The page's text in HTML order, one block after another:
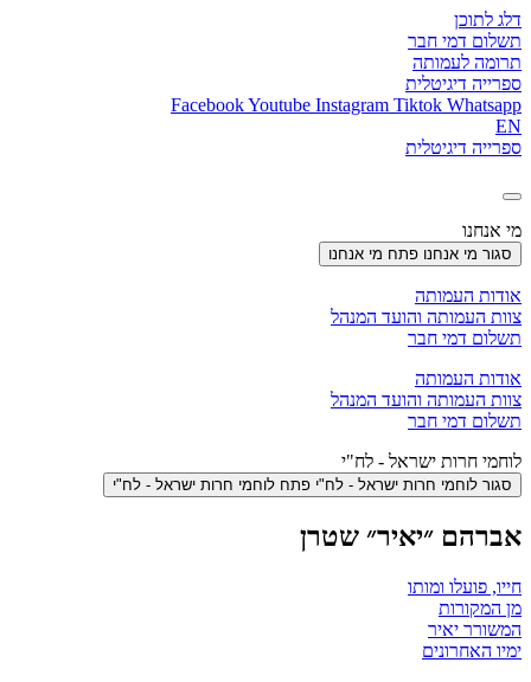
דלג לתוכן
תשלום דמי חבר
תרומה לעמותה
ספרייה דיגיטלית
FacebookYoutube Instagram Tiktok Whatsapp
EN
ספרייה דיגיטלית
מי אנחנו
סגור מי אנחנו פתח מי אנחנו
אודות העמותה
צוות העמותה והועד המנהל
תשלום דמי חבר
אודות העמותה
צוות העמותה והועד המנהל
תשלום דמי חבר
לוחמי חרות ישראל - לח"י
סגור לוחמי חרות ישראל - לח"י פתח לוחמי חרות ישראל - לח"י
אברהם ״יאיר״ שטרן
חייו, פועלו ומותו
מן המקורות
המשורר יאיר
ימיו האחרונים